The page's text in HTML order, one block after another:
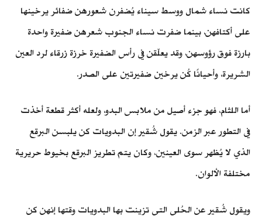
كانت نساء شمال ووسط سيناء يُضفرن شعورهن ضفائر يرخينها
على أكتافهن، بينما ضفرت نساء الجنوب شعرهن ضفيرة واحدة
بارزة فوق رؤوسهن، وقد يعلّقن في رأس الضفيرة خرزة زرقاء لرد العين
الشريرة، وأحيانًا كُن يرخين ضفيرتين على الصدر.
أما اللثام، فهو جزء أصيل من ملابس البدو، ولعله أكثر قطعة أخذت
في التطور عبر الزمن. يقول شُقير إن البدويات كن يلبسن البرقع
الذي لا يُظهر سوى العينين، وكان يتم تطريز البرقع بخيوط حريرية
مختلفة الألوان.
ويقول شُقير عن الحُلي التي تزينت بها البدويات وقتها إنهن كن